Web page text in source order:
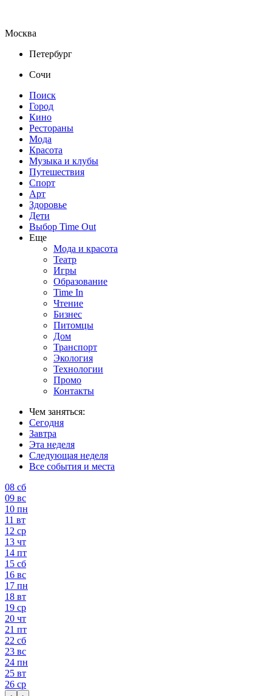
Москва
Петербург
Сочи
Поиск
Город
Кино
Рестораны
Мода
Красота
Музыка и клубы
Путешествия
Спорт
Арт
Здоровье
Дети
Выбор Time Out
Еще
Мода и красота
Театр
Игры
Образование
Time In
Чтение
Бизнес
Питомцы
Дом
Транспорт
Экология
Технологии
Промо
Контакты
Чем заняться:
Сегодня
Завтра
Эта неделя
Следующая неделя
Все события и места
08 сб
09 вс
10 пн
11 вт
12 ср
13 чт
14 пт
15 сб
16 вс
17 пн
18 вт
19 ср
20 чт
21 пт
22 сб
23 вс
24 пн
25 вт
26 ср